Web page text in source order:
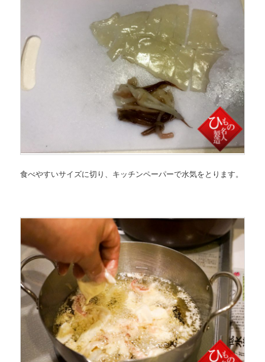
食べやすいサイズに切り、キッチンペーパーで水気をとります。